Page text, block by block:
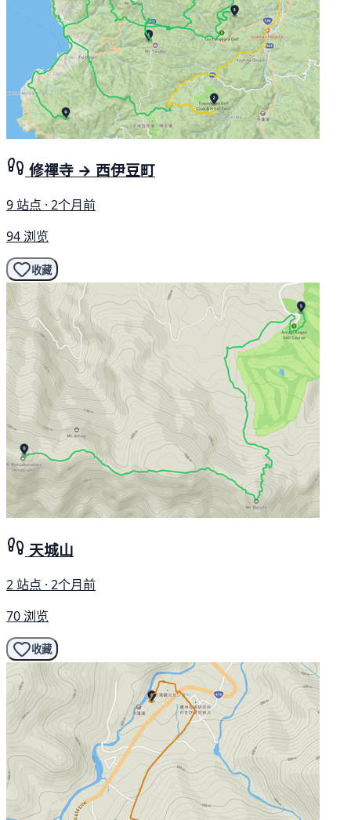
修禪寺 → 西伊豆町
9 站点 · 2个月前
94 浏览
收藏
天城山
2 站点 · 2个月前
70 浏览
收藏